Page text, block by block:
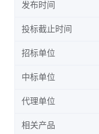
发布时间
投标截止时间
招标单位
中标单位
代理单位
相关产品